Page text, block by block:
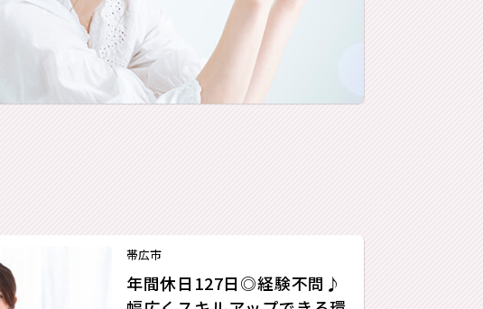
帯広市
年間休日127日◎経験不問♪